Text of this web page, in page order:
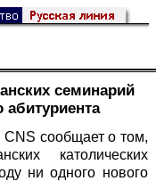
семинарий
абитуриента
CNS сообщает о том,
католических
ни одного нового